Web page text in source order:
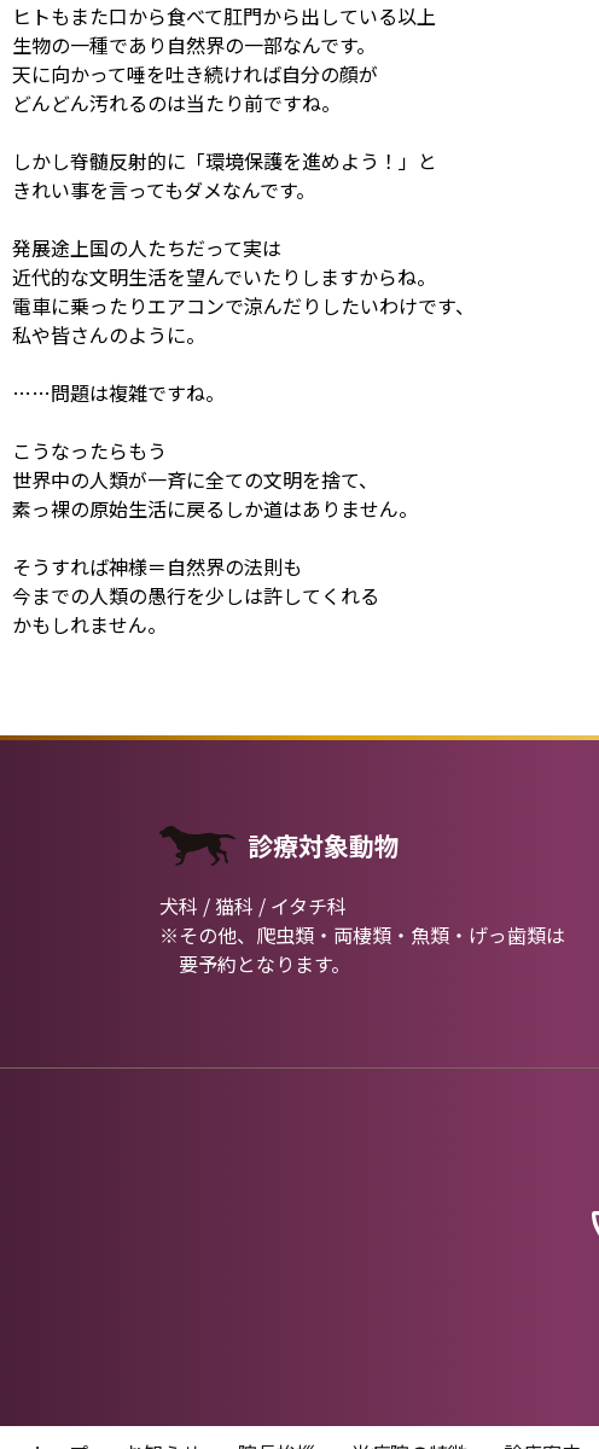
ヒトもまた口から食べて肛門から出している以上
生物の一種であり自然界の一部なんです。
天に向かって唾を吐き続ければ自分の顔が
どんどん汚れるのは当たり前ですね。
しかし脊髄反射的に「環境保護を進めよう！」と
きれい事を言ってもダメなんです。
発展途上国の人たちだって実は
近代的な文明生活を望んでいたりしますからね。
電車に乗ったりエアコンで涼んだりしたいわけです、
私や皆さんのように。
……問題は複雑ですね。
こうなったらもう
世界中の人類が一斉に全ての文明を捨て、
素っ裸の原始生活に戻るしか道はありません。
そうすれば神様＝自然界の法則も
今までの人類の愚行を少しは許してくれる
かもしれません。
診療対象動物
犬科 / 猫科 / イタチ科
※その他、爬虫類・両棲類・魚類・げっ歯類は
要予約となります。